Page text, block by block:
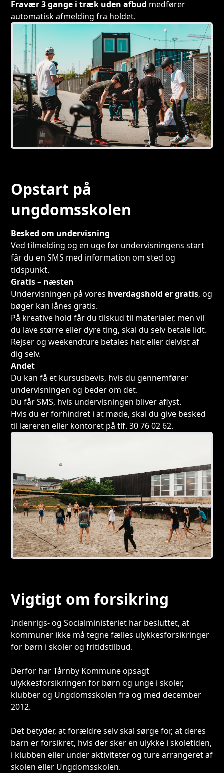
Fravær 3 gange i træk uden afbud medfører
automatisk afmelding fra holdet.
Opstart på
ungdomsskolen
Besked om undervisning
Ved tilmelding og en uge før undervisningens start
får du en SMS med information om sted og
tidspunkt.
Gratis – næsten
Undervisningen på vores hverdagshold er gratis, og
bøger kan lånes gratis.
På kreative hold får du tilskud til materialer, men vil
du lave større eller dyre ting, skal du selv betale lidt.
Rejser og weekendture betales helt eller delvist af
dig selv.
Andet
Du kan få et kursusbevis, hvis du gennemfører
undervisningen og beder om det.
Du får SMS, hvis undervisningen bliver aflyst.
Hvis du er forhindret i at møde, skal du give besked
til læreren eller kontoret på tlf. 30 76 02 62.
Vigtigt om forsikring
Indenrigs- og Socialministeriet har besluttet, at
kommuner ikke må tegne fælles ulykkesforsikringer
for børn i skoler og fritidstilbud.
Derfor har Tårnby Kommune opsagt
ulykkesforsikringen for børn og unge i skoler,
klubber og Ungdomsskolen fra og med december
2012.
Det betyder, at forældre selv skal sørge for, at deres
barn er forsikret, hvis der sker en ulykke i skoletiden,
i klubben eller under aktiviteter og ture arrangeret af
skolen eller Ungdomsskolen.